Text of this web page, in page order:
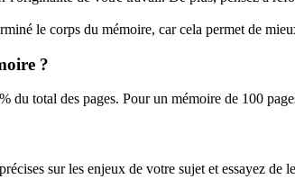
le corps du mémoire, car cela permet de
?
total des pages. Pour un mémoire de 100
sur les enjeux de votre sujet et essayez de